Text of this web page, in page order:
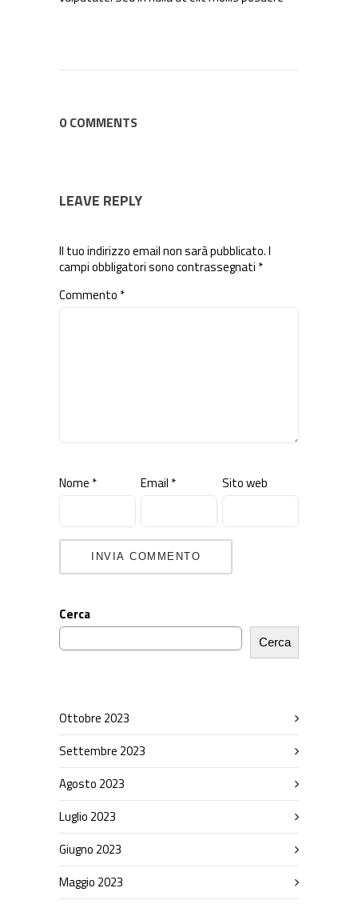
0 COMMENTS
LEAVE REPLY
Il tuo indirizzo email non sarà pubblicato.I
campi obbligatori sono contrassegnati *
Commento *
Nome * Email * Sito web
Cerca
Cerca
Ottobre 2023
Settembre 2023
Agosto 2023
Luglio 2023
Giugno 2023
Maggio 2023